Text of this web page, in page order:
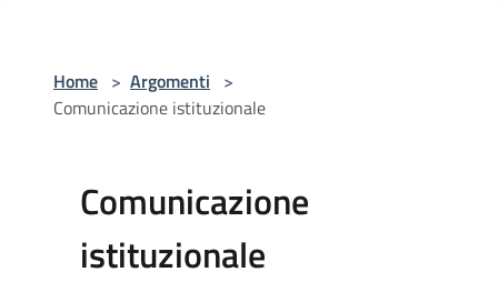
Home > Argomenti >
Comunicazione istituzionale
Comunicazione
istituzionale